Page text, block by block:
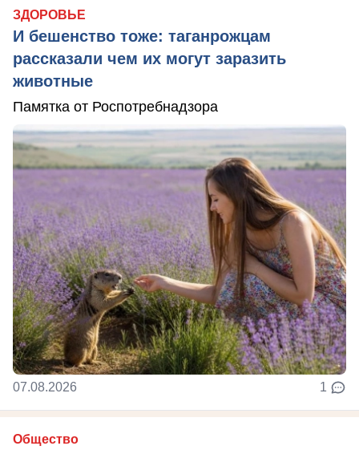
ЗДОРОВЬЕ
И бешенство тоже: таганрожцам
рассказали чем их могут заразить
животные
Памятка от Роспотребнадзора
07.08.2026 1
Общество